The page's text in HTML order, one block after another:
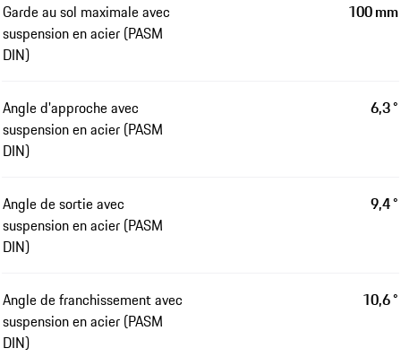
Garde au sol maximale avec
suspension en acier (PASM
DIN)
100 mm
Angle d'approche avec
suspension en acier (PASM
DIN)
6,3 °
Angle de sortie avec
suspension en acier (PASM
DIN)
9,4 °
Angle de franchissement avec
suspension en acier (PASM
DIN)
10,6 °